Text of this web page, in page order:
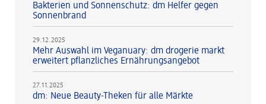
Bakterien und Sonnenschutz: dm Helfer gegen
Sonnenbrand
29.12.2025
Mehr Auswahl im Veganuary: dm drogerie markt
erweitert pflanzliches Ernährungsangebot
27.11.2025
dm: Neue Beauty-Theken für alle Märkte